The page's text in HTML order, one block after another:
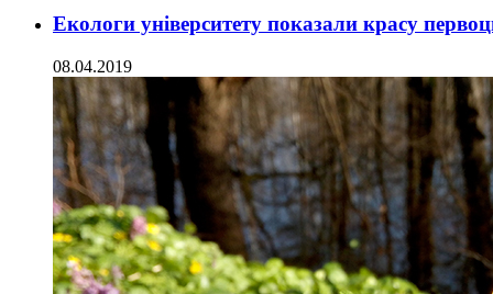
Екологи університету показали красу
08.04.2019